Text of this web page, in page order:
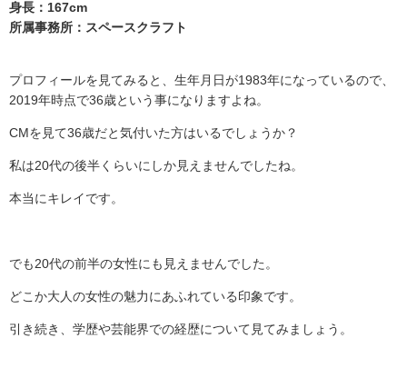
身長：167cm
所属事務所：スペースクラフト
プロフィールを見てみると、生年月日が1983年になっているので、
2019年時点で36歳という事になりますよね。
CM を見て36歳だと気付いた方はいるでしょうか？
私は20代の後半くらいにしか見えませんでしたね。
本当にキレイです。
でも 20代の前半の女性にも見えませんでした。
どこか大人の女性の魅力にあふれている印象です。
引き続き、学歴や芸能界での経歴について見てみましょう。